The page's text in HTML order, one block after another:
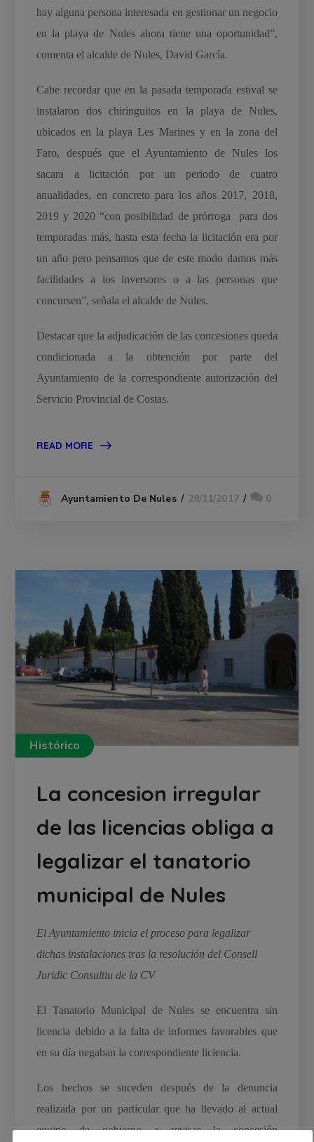
hay alguna persona interesada en gestionar un negocio
en la playa de Nules ahora tiene una oportunidad”,
comenta el alcalde de Nules, David García.
Cabe recordar que en la pasada temporada estival se
instalaron dos chiringuitos en la playa de Nules,
ubicados en la playa Les Marines y en la zona del
Faro, después que el Ayuntamiento de Nules los
sacara a licitación por un periodo de cuatro
anualidades, en concreto para los años 2017, 2018,
2019 y 2020 “con posibilidad de prórroga para dos
temporadas más, hasta esta fecha la licitación era por
un año pero pensamos que de este modo damos más
facilidades a los inversores o a las personas que
concursen”, señala el alcalde de Nules.
Destacar que la adjudicación de las concesiones queda
condicionada a la obtención por parte del
Ayuntamiento de la correspondiente autorización del
Servicio Provincial de Costas.
READ MORE
Ayuntamiento De Nules 29/11/2017 0
Histórico
La concesion irregular
de las licencias obliga a
legalizar el tanatorio
municipal de Nules
El Ayuntamiento inicia el proceso para legalizar
dichas instalaciones tras la resolución del Consell
Juridic Consultiu de la CV
El Tanatorio Municipal de Nules se encuentra sin
licencia debido a la falta de informes favorables que
en su día negaban la correspondiente liciencia.
Los hechos se suceden después de la denuncia
realizada por un particular que ha llevado al actual
equipo de gobierno a revisar la concesión